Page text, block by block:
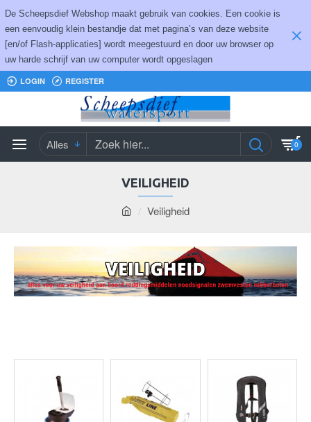
De Scheepsdief Webshop maakt gebruik van cookies. Een cookie is
een eenvoudig klein bestandje dat met pagina’s van deze website
[en/of Flash-applicaties] wordt meegestuurd en door uw browser op
uw harde schrijf van uw computer wordt opgeslagen
LOGIN REGISTER
Alles 0
Veiligheid
VEILIGHEID